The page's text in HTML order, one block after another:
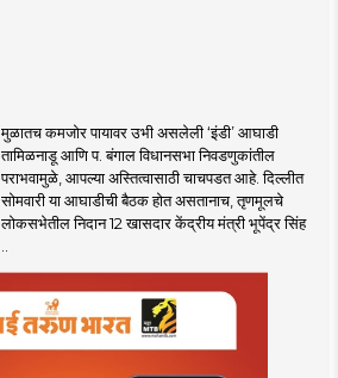
मुळातच कमजोर पायावर उभी असलेली ‌‘इंडी‌’ आघाडी
तामिळनाडू आणि प. बंगाल विधानसभा निवडणुकांतील
पराभवामुळे, आपल्या अस्तित्वासाठी चाचपडत आहे. दिल्लीत
सोमवारी या आघाडीची बैठक होत असतानाच, तृणमूलचे
लोकसभेतील निदान 12 खासदार केंद्रीय मंत्री भूपेंद्र सिंह